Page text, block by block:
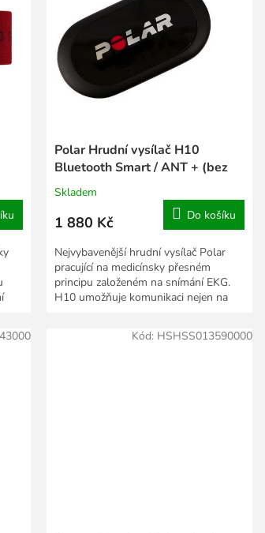
Polar Hrudní vysílač H10
Bluetooth Smart / ANT + (bez
popruhu)
Skladem
1 880 Kč Do košíku
Nejvybavenější hrudní vysílač Polar
pracující na medicínsky přesném
principu založeném na snímání EKG.
H10 umožňuje komunikaci nejen na
Kód: HSHSS013590000